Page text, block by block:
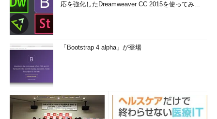
応を強化したDreamweaver CC 2015を使ってみ...
「Bootstrap 4 alpha」が登場